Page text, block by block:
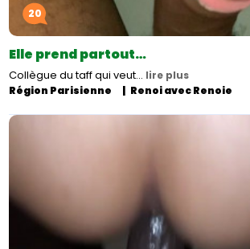
20
Elle prend partout…
Collègue du taff qui veut… lire plus
Région Parisienne
Renoi avec Renoie